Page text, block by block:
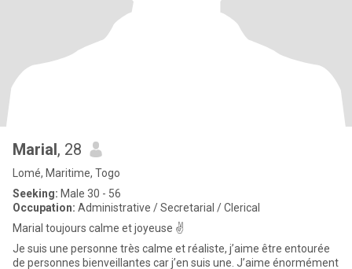
Marial, 28
Lomé, Maritime, Togo
Seeking: Male 30 - 56
Occupation: Administrative / Secretarial / Clerical
Marial toujours calme et joyeuse ✌️
Je suis une personne très calme et réaliste, j’aime être entourée
de personnes bienveillantes car j’en suis une. J’aime énormément